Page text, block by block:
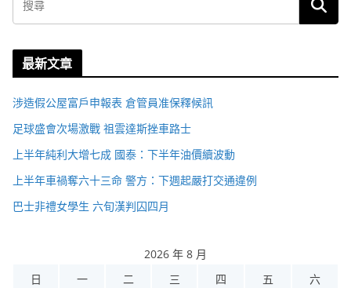
最新文章
涉造假公屋富戶申報表 倉管員准保釋候訊
足球盛會次場激戰 祖雲達斯挫車路士
上半年純利大增七成 國泰：下半年油價續波動
上半年車禍奪六十三命 警方：下週起嚴打交通違例
巴士非禮女學生 六旬漢判囚四月
2026 年 8 月
日
一 二 三 四 五 六